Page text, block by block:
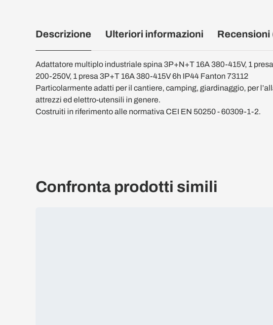
Descrizione
Adattatore multiplo industriale spina 3P+N+T 16A 380-415V, 1
200-250V, 1 presa 3P+T 16A 380-415V 6h IP44 Fanton 73112
Particolarmente adatti per il cantiere, camping, giardinaggio, per
attrezzi ed elettro-utensili in genere.
Costruiti in riferimento alle normativa CEI EN 50250 - 60309-1-2.
Ulteriori informazioni Recensioni
Confronta prodotti simili